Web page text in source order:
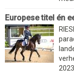
Europese titel én